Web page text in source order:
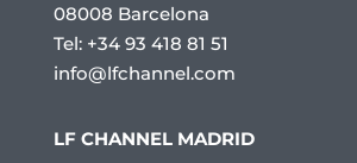
08008 Barcelona
Tel: +34 93 418 81 51
info@lfchannel.com
LF CHANNEL MADRID